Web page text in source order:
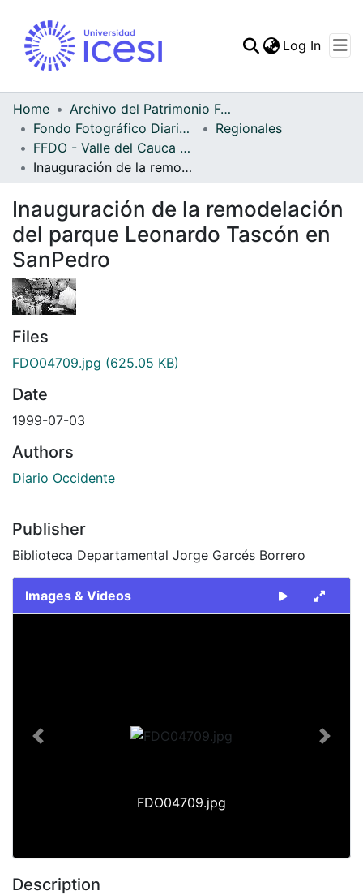
Statistics
Log In
Home
Archivo del Patrimonio Fotográfico y Fílmico del Valle del Cauca
Fondo Fotográfico Diario Occidente
Regionales
FFDO - Valle del Cauca - Patrimonial
Inauguración de la remodelación del parque Leonardo Tascón en SanPedro
Inauguración de la remodelación
del parque Leonardo Tascón en
SanPedro
Files
FDO04709.jpg (625.05 KB)
Date
1999-07-03
Authors
Diario Occidente
Publisher
Biblioteca Departamental Jorge Garcés Borrero
Images & Videos
FDO04709.jpg
Previous Next
Description